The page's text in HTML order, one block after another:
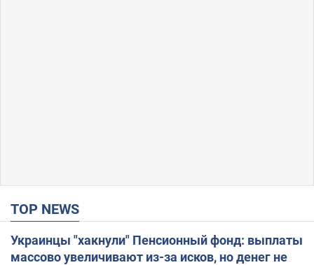
TOP NEWS
Украинцы "хакнули" Пенсионный фонд: выплаты
массово увеличивают из-за исков, но денег не